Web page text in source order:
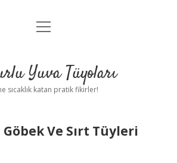
Anasayfa
Yasal Uyarı
menüyü
Yuva Tüyoları
sıcaklık katan pratik fikirler!
Ve Sırt Tüyleri